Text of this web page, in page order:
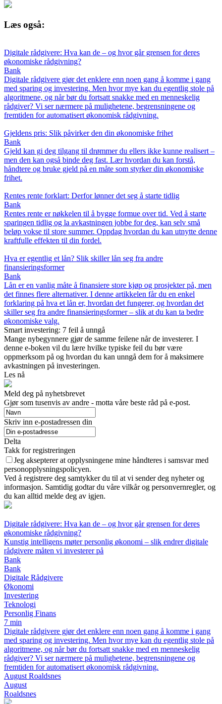
Læs også:
Digitale rådgivere: Hva kan de – og hvor går grensen for deres
økonomiske rådgivning?
Bank
Digitale rådgivere gjør det enklere enn noen gang å komme i gang
med sparing og investering. Men hvor mye kan du egentlig stole på
algoritmene, og når bør du fortsatt snakke med en menneskelig
rådgiver? Vi ser nærmere på mulighetene, begrensningene og
fremtiden for automatisert økonomisk rådgivning.
Gjeldens pris: Slik påvirker den din økonomiske frihet
Bank
Gjeld kan gi deg tilgang til drømmer du ellers ikke kunne realisert –
men den kan også binde deg fast. Lær hvordan du kan forstå,
håndtere og bruke gjeld på en måte som styrker din økonomiske
frihet.
Rentes rente forklart: Derfor lønner det seg å starte tidlig
Bank
Rentes rente er nøkkelen til å bygge formue over tid. Ved å starte
sparingen tidlig og la avkastningen jobbe for deg, kan selv små
beløp vokse til store summer. Oppdag hvordan du kan utnytte denne
kraftfulle effekten til din fordel.
Hva er egentlig et lån? Slik skiller lån seg fra andre
finansieringsformer
Bank
Lån er en vanlig måte å finansiere store kjøp og prosjekter på, men
det finnes flere alternativer. I denne artikkelen får du en enkel
forklaring på hva et lån er, hvordan det fungerer, og hvordan det
skiller seg fra andre finansieringsformer – slik at du kan ta bedre
økonomiske valg.
Smart investering: 7 feil å unngå
Mange nybegynnere gjør de samme feilene når de investerer. I
denne e-boken vil du lære hvilke typiske feil du bør være
oppmerksom på og hvordan du kan unngå dem for å maksimere
avkastningen på investeringen.
Les nå
Meld deg på nyhetsbrevet
Gjør som tusenvis av andre - motta våre beste råd på e-post.
Skriv inn e-postadressen din
Delta
Takk for registreringen
Jeg aksepterer at opplysningene mine håndteres i samsvar med
personopplysningspolicyen.
Ved å registrere deg samtykker du til at vi sender deg nyheter og
informasjon. Samtidig godtar du våre vilkår og personvernregler, og
du kan alltid melde deg av igjen.
Digitale rådgivere: Hva kan de – og hvor går grensen for deres
økonomiske rådgivning?
Kunstig intelligens møter personlig økonomi – slik endrer digitale
rådgivere måten vi investerer på
Bank
Bank
Digitale Rådgivere
Økonomi
Investering
Teknologi
Personlig Finans
7 min
Digitale rådgivere gjør det enklere enn noen gang å komme i gang
med sparing og investering. Men hvor mye kan du egentlig stole på
algoritmene, og når bør du fortsatt snakke med en menneskelig
rådgiver? Vi ser nærmere på mulighetene, begrensningene og
fremtiden for automatisert økonomisk rådgivning.
August Roaldsnes
August
Roaldsnes